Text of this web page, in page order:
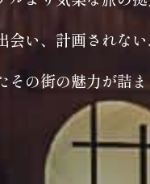
会い、計画されな
その街の魅力が詰